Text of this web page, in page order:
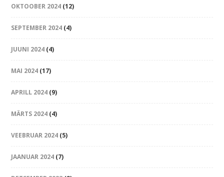
OKTOOBER 2024 (12)
SEPTEMBER 2024 (4)
JUUNI 2024 (4)
MAI 2024 (17)
APRILL 2024 (9)
MÄRTS 2024 (4)
VEEBRUAR 2024 (5)
JAANUAR 2024 (7)